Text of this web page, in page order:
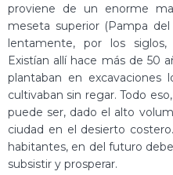
proviene de un enorme
meseta superior (Pampa
lentamente, por los
Existían allí hace más de 50
plantaban en excavaciones
cultivaban sin regar. Todo
puede ser, dado el alto
ciudad en el desierto
habitantes, en del futuro
subsistir y prosperar.